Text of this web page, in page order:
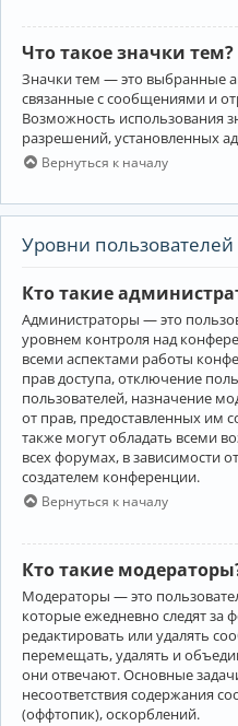
Что такое значки тем?
Значки тем — это выбранные
связанные с сообщениями и
Возможность использования
разрешений, установленных
Вернуться к началу
Уровни
Кто такие
Администраторы — это
уровнем контроля над
всеми аспектами работы
прав доступа, отключение
пользователей, назначение
от прав, предоставленных им
также могут обладать всеми
всех форумах, в зависимости
создателем конференции.
Вернуться к началу
Кто такие
Модераторы — это
которые ежедневно следят
редактировать или удалять
перемещать, удалять и
они отвечают. Основные
несоответствия содержания
(оффтопик), оскорблений.